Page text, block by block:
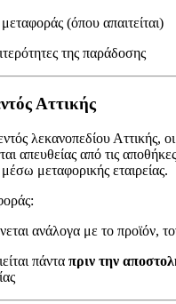
(όπου απαιτείται)
της παράδοσης
Αττικής
λεκανοπεδίου Αττικής,
απευθείας από τις
μεταφορικής εταιρείας.
ανάλογα με το προϊόν,
πάντα πριν την